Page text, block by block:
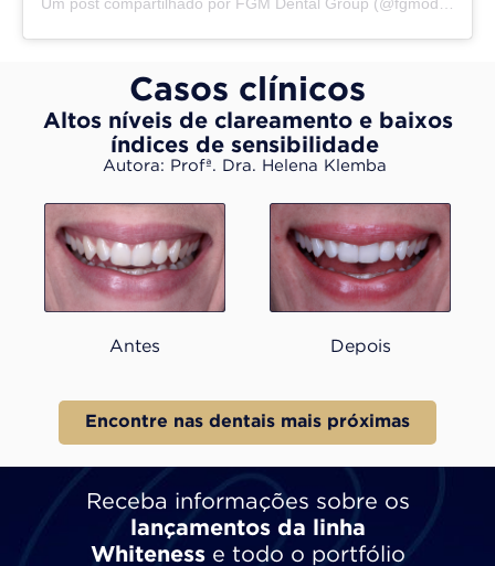
Um post compartilhado por FGM Dental Group (@fgmodonto)
Casos clínicos
Altos níveis de clareamento e baixos
índices de sensibilidade ​
Autora: Profª. Dra. Helena Klemba ​
Antes Depois
Encontre nas dentais mais próximas
Receba informações sobre os
lançamentos da linha
Whitenesse todo o portfólio